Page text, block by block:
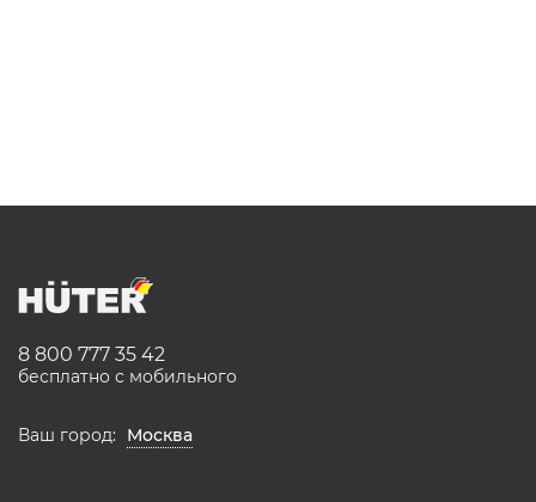
8 800 777 35 42
бесплатно с мобильного
Ваш город: Москва